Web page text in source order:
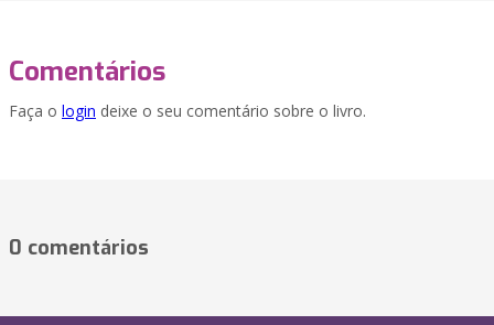
Comentários
Faça o login deixe o seu comentário sobre o livro.
0 comentários